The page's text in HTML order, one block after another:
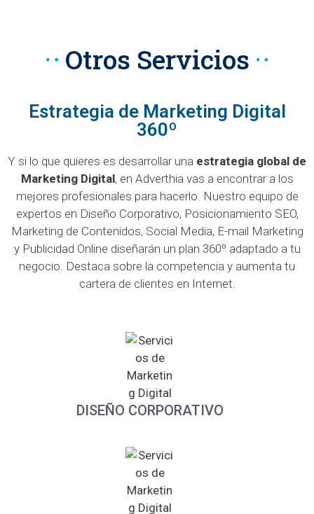
Otros Servicios
Estrategia de Marketing Digital
360º
Y si lo que quieres es desarrollar una estrategia global de
Marketing Digital, en Adverthia vas a encontrar a los
mejores profesionales para hacerlo. Nuestro equipo de
expertos en Diseño Corporativo, Posicionamiento SEO,
Marketing de Contenidos, Social Media, E-mail Marketing
y Publicidad Online diseñarán un plan 360º adaptado a tu
negocio. Destaca sobre la competencia y aumenta tu
cartera de clientes en Internet.
DISEÑO CORPORATIVO